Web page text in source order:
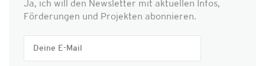
Ja, ich will den Newsletter mit aktuellen Infos,
Förderungen und Projekten abonnieren.